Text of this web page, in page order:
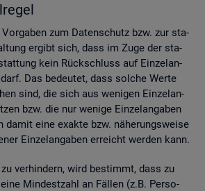
zum Da­ten­schutz bzw. zur sta­
er­gibt sich, dass im Zuge der sta­
kein Rück­schluss auf Ein­zel­an­
Das be­deu­tet, dass sol­che Werte
sind, die sich aus we­ni­gen Ein­zel­an­
bzw. die nur we­ni­ge Ein­zel­an­ga­ben
damit eine ex­ak­te bzw. nä­he­rungs­wei­se
Ein­zel­an­ga­ben er­reicht wer­den kann.
ver­hin­dern, wird be­stimmt, dass zu
Min­dest­zahl an Fäl­len (z.B. Per­so­